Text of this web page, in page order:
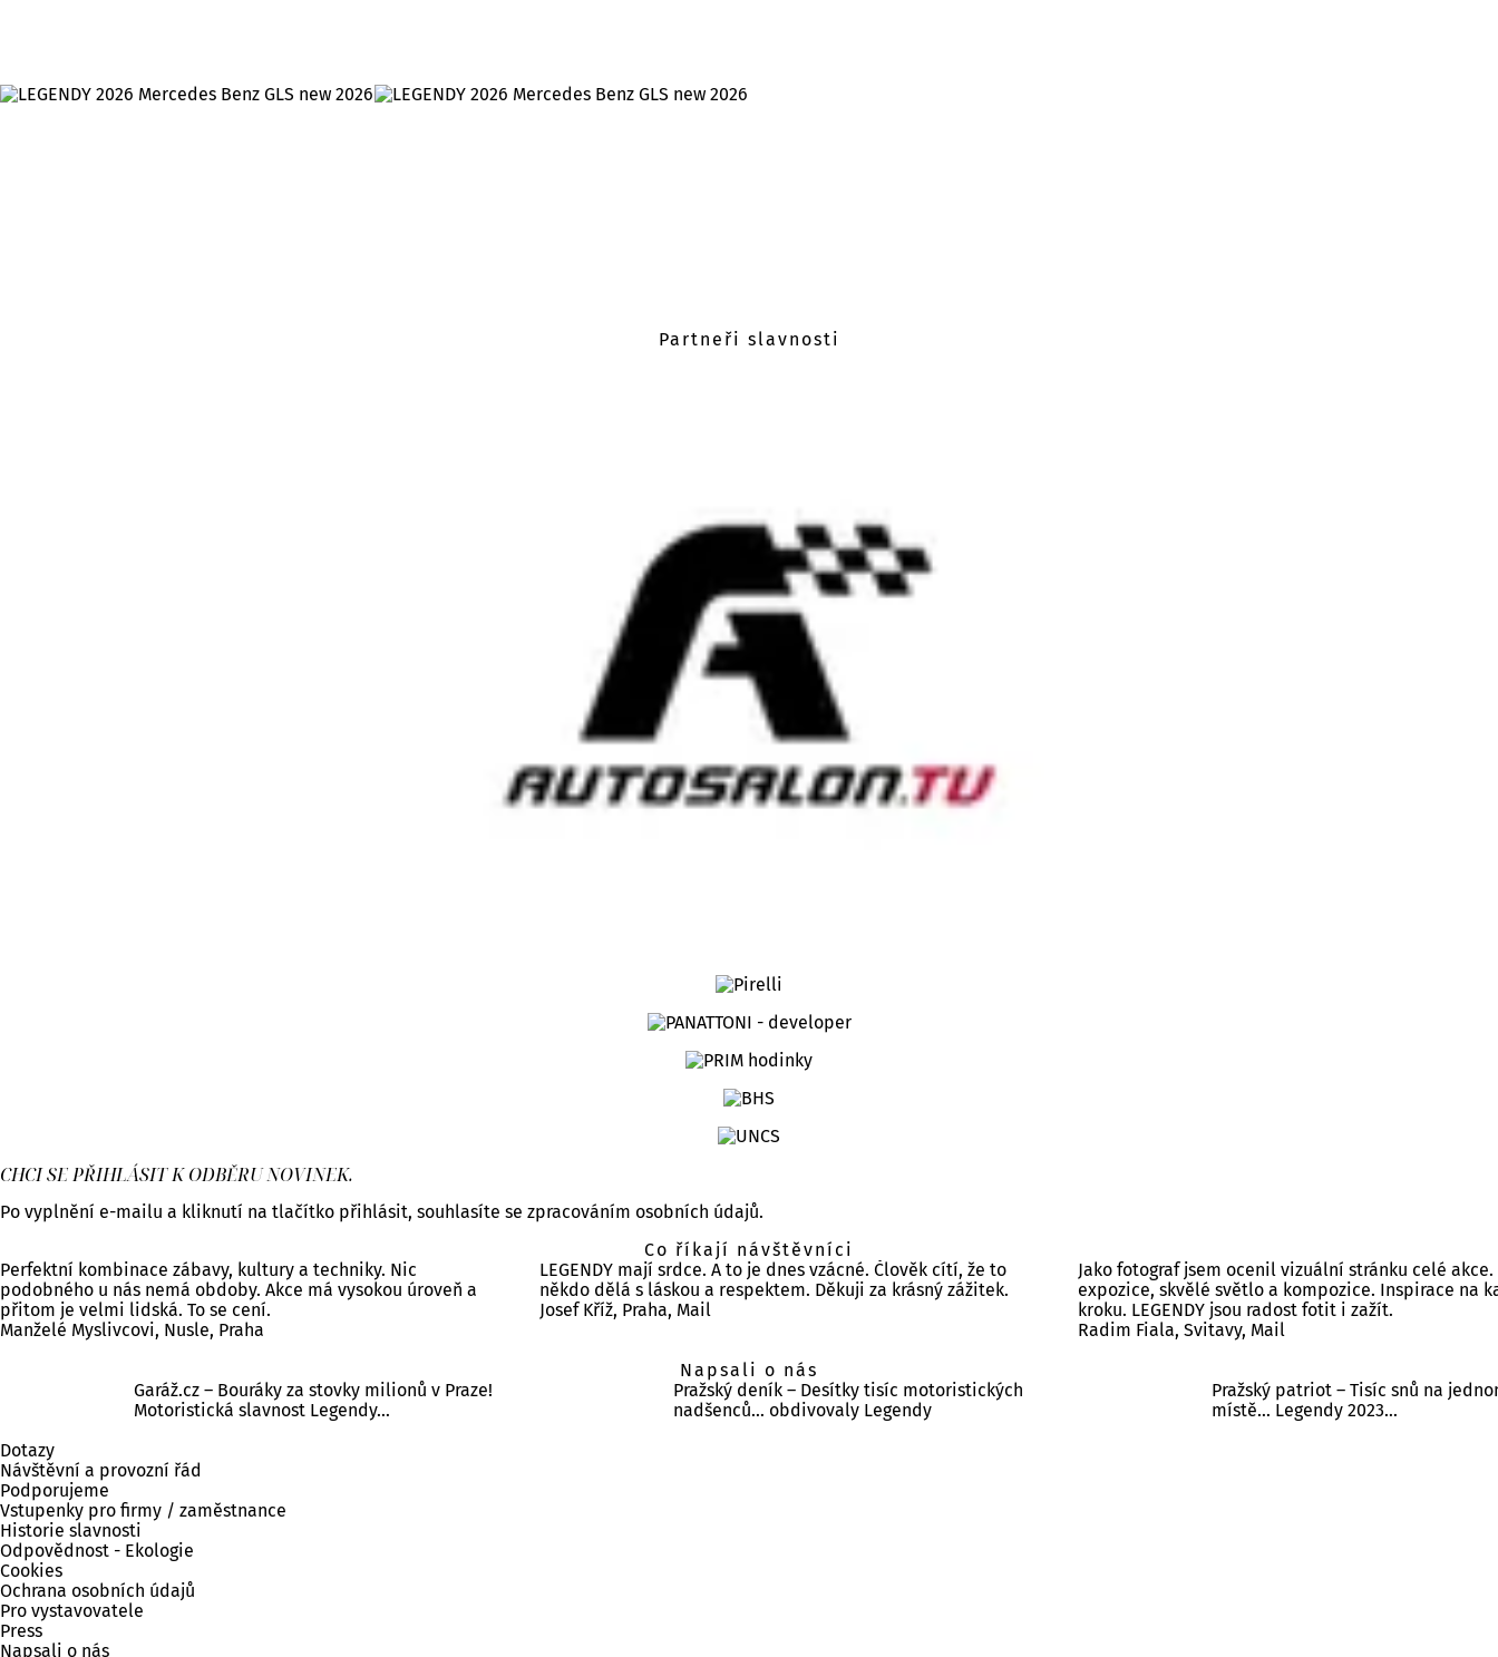
Partneři slavnosti
CHCI SE PŘIHLÁSIT K ODBĚRU NOVINEK.
Po vyplnění e-mailu a kliknutí na tlačítko přihlásit, souhlasíte se zpracováním osobních údajů.
Co říkají návštěvníci
Perfektní kombinace zábavy, kultury a techniky. Nic
podobného u nás nemá obdoby. Akce má vysokou úroveň a
přitom je velmi lidská. To se cení.
Manželé Myslivcovi, Nusle, Praha
LEGENDY mají srdce. A to je dnes vzácné. Člověk cítí, že to
někdo dělá s láskou a respektem. Děkuji za krásný zážitek.
Josef Kříž, Praha, Mail
Jako fotograf jsem ocenil vizuální stránku celé akce.
expozice, skvělé světlo a kompozice. Inspirace na
kroku. LEGENDY jsou radost fotit i zažít.
Radim Fiala, Svitavy, Mail
Napsali o nás
Garáž.cz – Bouráky za stovky milionů v Praze!
Motoristická slavnost Legendy…
Pražský deník – Desítky tisíc motoristických
nadšenců… obdivovaly Legendy
Pražský patriot – Tisíc snů na
místě… Legendy 2023…
Dotazy
Návštěvní a provozní řád
Podporujeme
Vstupenky pro firmy / zaměstnance
Historie slavnosti
Odpovědnost - Ekologie
Cookies
Ochrana osobních údajů
Pro vystavovatele
Press
Napsali o nás